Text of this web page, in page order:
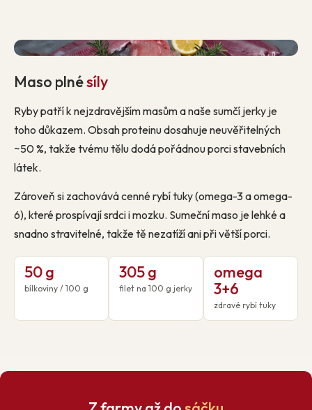
Maso plnésíly
Ryby patří k nejzdravějším masům a naše sumčí jerky je
toho důkazem. Obsah proteinu dosahuje neuvěřitelných
~50 %, takže tvému tělu dodá pořádnou porci stavebních
látek.
Zároveň si zachovává cenné rybí tuky (omega-3 a omega-
6), které prospívají srdci i mozku. Sumeční maso je lehké a
snadno stravitelné, takže tě nezatíží ani při větší porci.
50 g
bílkoviny / 100 g
305 g
filet na 100 g jerky
omega
3+6
zdravé rybí tuky